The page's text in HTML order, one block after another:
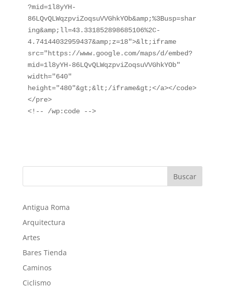
?mid=1l8yYH-
86LQvQLWqzpviZoqsuVVGhkYOb&amp;%3Busp=shar
ing&amp;ll=43.331852898685106%2C-
4.74144032959437&amp;z=18">&lt;iframe
src="https://www.google.com/maps/d/embed?
mid=1l8yYH-86LQvQLWqzpviZoqsuVVGhkYOb"
width="640"
height="480"&gt;&lt;/iframe&gt;</a></code>
</pre>
<!-- /wp:code -->
Buscar
Antigua Roma
Arquitectura
Artes
Bares Tienda
Caminos
Ciclismo